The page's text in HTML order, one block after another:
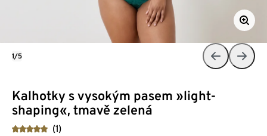
Kalhotky s vysokým pasem »light-
shaping«, tmavě zelená
(1)
1/5